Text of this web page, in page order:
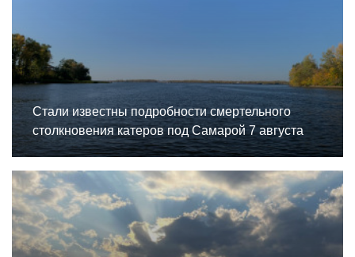
Стали известны подробности смертельного
столкновения катеров под Самарой 7 августа